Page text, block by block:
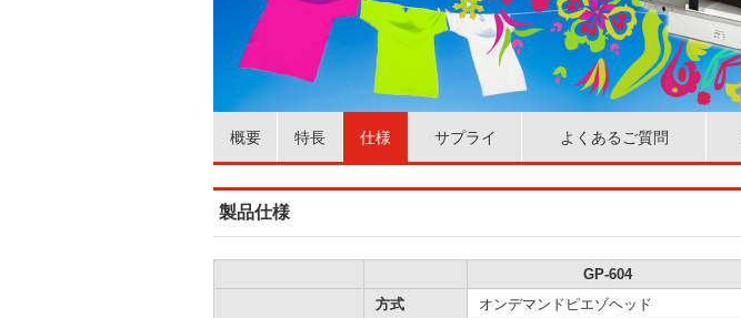
概要 特長 仕様 サプライ よくあるご質問
製品仕様
GP-604
方式 オンデマンドピエゾヘッド